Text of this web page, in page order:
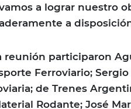
a lograr nuestro
a
reunión participaron
Ferroviario;
de Trenes
Rodante; José